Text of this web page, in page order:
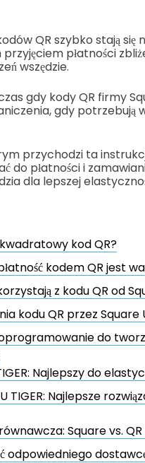
QR szybko stają
płatności
wszędzie.
gdy kody QR firmy
gdy potrzebują
przychodzi ta
do płatności i
dla lepszej
kod QR?
kodem QR jest
z kodu QR od
kodu QR przez Square
do
Najlepszy do
TIGER: Najlepsze
Square vs. QR
odpowiedniego